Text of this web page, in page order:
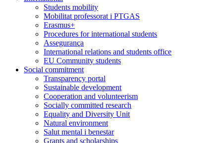
Students mobility
Mobilitat professorat i PTGAS
Erasmus+
Procedures for international students
Assegurança
International relations and students office
EU Community students
Social commitment
Transparency portal
Sustainable development
Cooperation and volunteerism
Socially committed research
Equality and Diversity Unit
Natural environment
Salut mental i benestar
Grants and scholarships